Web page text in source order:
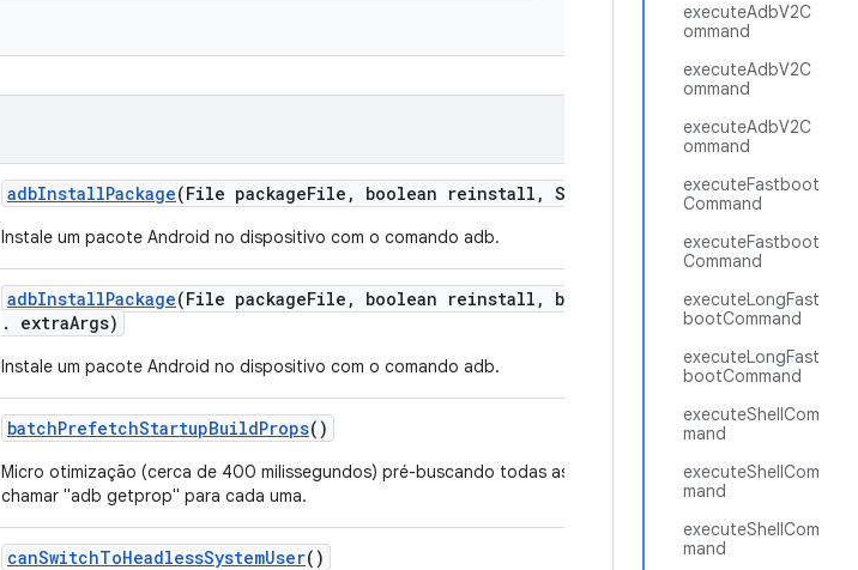
executeAdbV2C
ommand
executeAdbV2C
ommand
executeAdbV2C
ommand
executeFastboot
Command
executeFastboot
Command
executeLongFast
bootCommand
executeLongFast
bootCommand
executeShellCom
mand
executeShellCom
mand
executeShellCom
mand
adbInstallPackage(File packageFile , boolean reinstall , String extraArgs)
Instale um pacote Android no dispositivo com o comando adb.
adbInstallPackage(File packageFile , boolean reinstall , boolean grantPermissions,
.
extraArgs)
Instale um pacote Android no dispositivo com o comando adb.
batchPrefetchStartupBuildProps()
Micro otimização (cerca de 400 milissegundos) pré-buscando todas as propriedades necessárias em vez
chamar "adb getprop" para cada uma.
canSwitchToHeadlessSystemUser()